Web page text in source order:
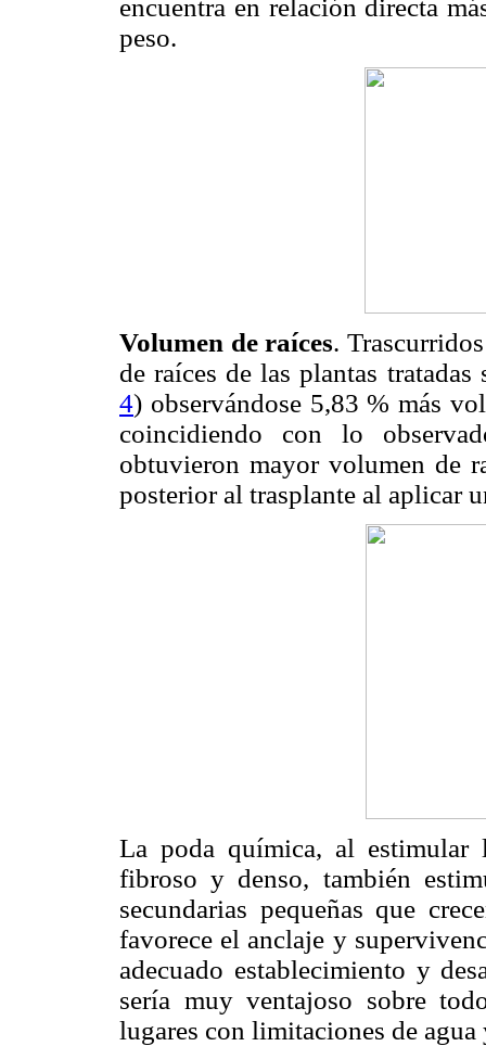
encuentra en relación directa
peso.
Volumen de raíces.
de raíces de las plantas
4) observándose 5,83 % más
coincidiendo con lo
obtuvieron mayor volumen de
posterior al trasplante al aplicar
La poda química, al estimular
fibroso y denso, también
secundarias pequeñas que
favorece el anclaje y
adecuado establecimiento y
sería muy ventajoso sobre
lugares con limitaciones de